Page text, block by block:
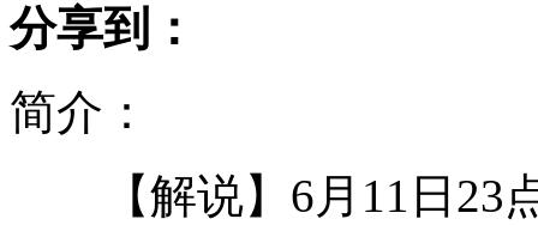
实拍北京高档娱乐场所涉黄被查
分享到：
简介：
【解说】6月11日23点